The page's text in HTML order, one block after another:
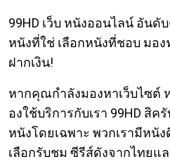
99HD เว็บ หนังออนไลน์ อันดั
หนังที่ใช่ เลือกหนังที่ชอบ มอ
ฝากเงิน!
หากคุณกำลังมองหาเว็บไซต์
องใช้บริการกับเรา 99HD สิ
หนังโดยเฉพาะ พวกเรามีหนั
เลือกรับชม ซีรีส์ดังจากไทยแ